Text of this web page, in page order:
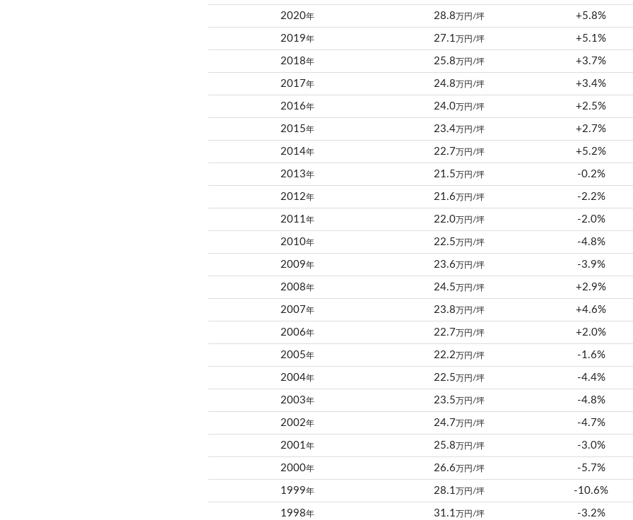
2020年 28.8 万円/坪 +5.8%
2019年 27.1 万円/坪 +5.1%
2018年 25.8 万円/坪 +3.7%
2017年 24.8 万円/坪 +3.4%
2016年 24.0 万円/坪 +2.5%
2015年 23.4 万円/坪 +2.7%
2014年 22.7 万円/坪 +5.2%
2013年 21.5 万円/坪 -0.2%
2012年 21.6 万円/坪 -2.2%
2011年 22.0 万円/坪 -2.0%
2010年 22.5 万円/坪 -4.8%
2009年 23.6 万円/坪 -3.9%
2008年 24.5 万円/坪 +2.9%
2007年 23.8 万円/坪 +4.6%
2006年 22.7 万円/坪 +2.0%
2005年 22.2 万円/坪 -1.6%
2004年 22.5 万円/坪 -4.4%
2003年 23.5 万円/坪 -4.8%
2002年 24.7 万円/坪 -4.7%
2001年 25.8 万円/坪 -3.0%
2000年 26.6 万円/坪 -5.7%
1999年 28.1 万円/坪 -10.6%
1998年 31.1 万円/坪 -3.2%